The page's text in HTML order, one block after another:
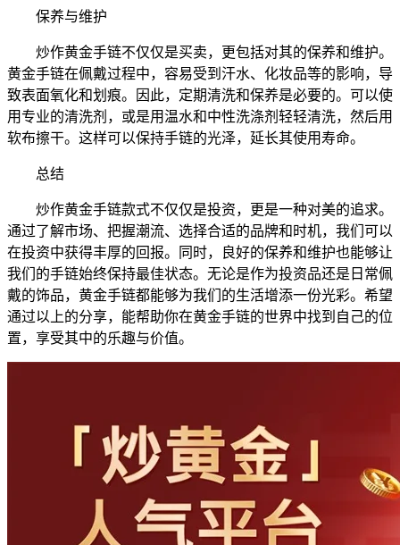
保养与维护
炒作黄金手链不仅仅是买卖，更包括对其的保养和维护。
黄金手链在佩戴过程中，容易受到汗水、化妆品等的影响，导
致表面氧化和划痕。因此，定期清洗和保养是必要的。可以使
用专业的清洗剂，或是用温水和中性洗涤剂轻轻清洗，然后用
软布擦干。这样可以保持手链的光泽，延长其使用寿命。
总结
炒作黄金手链款式不仅仅是投资，更是一种对美的追求。
通过了解市场、把握潮流、选择合适的品牌和时机，我们可以
在投资中获得丰厚的回报。同时，良好的保养和维护也能够让
我们的手链始终保持最佳状态。无论是作为投资品还是日常佩
戴的饰品，黄金手链都能够为我们的生活增添一份光彩。希望
通过以上的分享，能帮助你在黄金手链的世界中找到自己的位
置，享受其中的乐趣与价值。